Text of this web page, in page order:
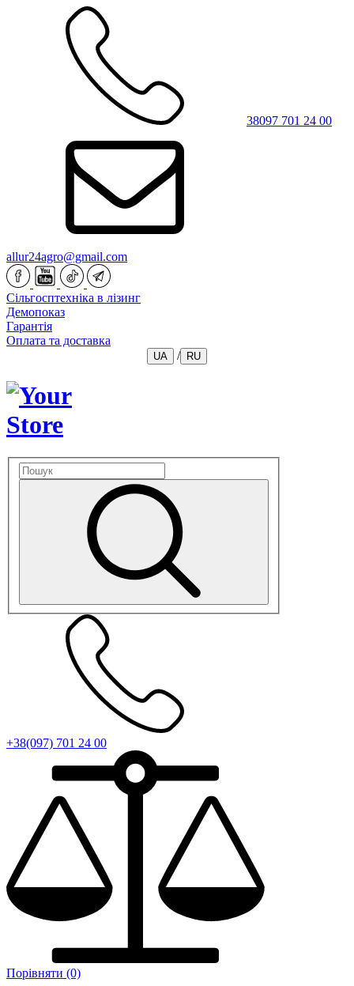
38097 701 24 00
allur24agro@gmail.com
Сільгосптехніка в лізинг
Демопоказ
Гарантія
Оплата та доставка
UA / RU
+38(097) 701 24 00
Порівняти (0)